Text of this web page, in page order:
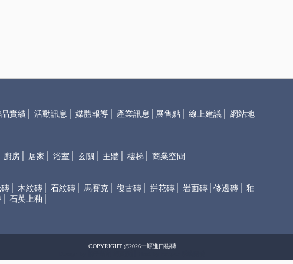
實績 │活動訊息 │媒體報導 產業訊息 展售點 │線上建議 │網站地
廚房 居家 │浴室 │玄關 主牆 │樓梯 │商業空間
│木紋磚 │石紋磚 │馬賽克 │復古磚 │拼花磚 │岩面磚 │修邊磚 │釉
│石英上釉
COPYRIGHT @2026一順進口磁磚